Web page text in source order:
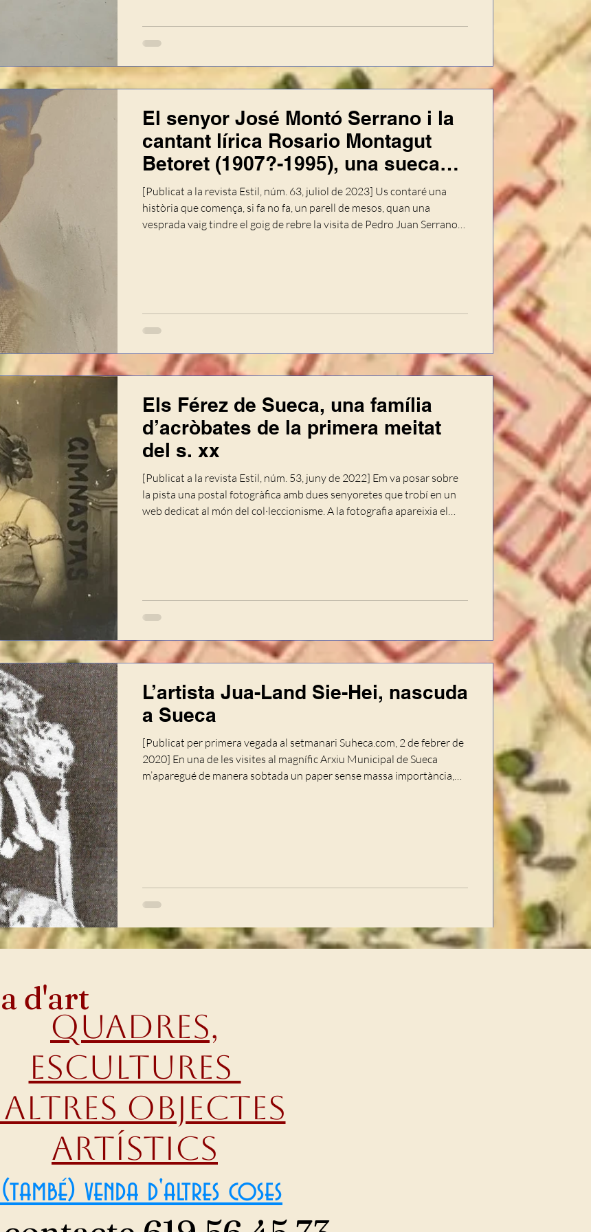
El senyor José Montó Serrano i la
cantant lírica Rosario Montagut
Betoret (1907?-1995), una suecana
d’adopció
[Publicat a la revista Estil, núm. 63, juliol de 2023] Us contaré una
història que comença, si fa no fa, un pa­rell de mesos, quan una
vesprada vaig tindre el goig de rebre la visita de Pedro Juan Serrano
Els Férez de Sueca, una família
d’acròbates de la primera meitat
del s. xx
[Publicat a la revista Estil, núm. 53, juny de 2022] Em va posar sobre
la pista una postal fotogràfica amb dues senyoretes que trobí en un
web dedicat al món del col·leccionisme. A la fotografia apareixia el
L’artista Jua-Land Sie-Hei, nascuda
a Sueca
[Publicat per primera vegada al setmanari Suheca.com, 2 de febrer de
2020] En una de les visites al magnífic Arxiu Muni­cipal de Sueca
m’aparegué de manera sobtada un pa­per sense massa importàn­cia,
QUADRES,
ESCULTURES
OBJECTES
ARTÍSTICS
venda d'altres coses
d'art